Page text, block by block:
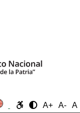
A+ A- A